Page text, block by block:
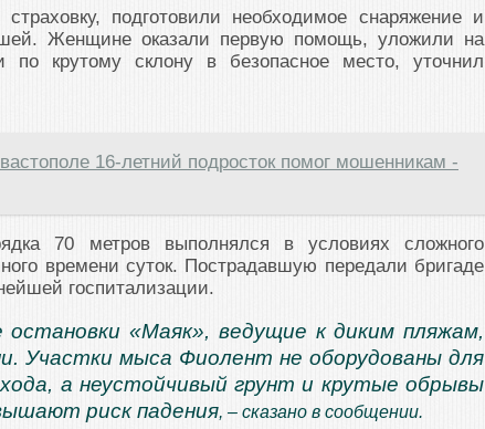
страховку, подготовили необходимое снаряжение и
Женщине оказали первую помощь, уложили на
по крутому склону в безопасное место, уточнил
16-летний подросток помог мошенникам -
70 метров выполнялся в условиях сложного
времени суток. Пострадавшую передали бригаде
госпитализации.
остановки «Маяк», ведущие к диким пляжам,
Участки мыса Фиолент не оборудованы для
а неустойчивый грунт и крутые обрывы
риск падения, – сказано в сообщении.